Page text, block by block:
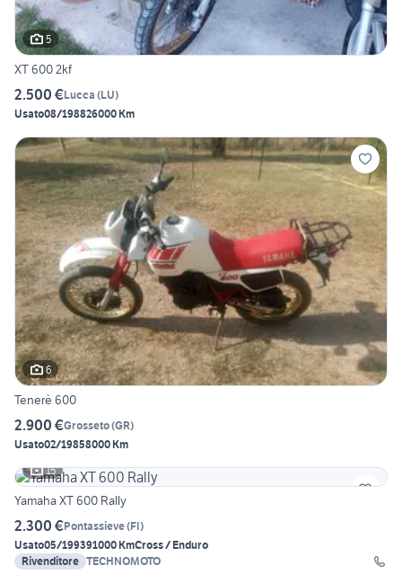
5
XT 600 2kf
2.500 €Lucca (LU)
Usato08/198826000 Km
6
Tenerè 600
2.900 €Grosseto(GR)
Usato02/19858000 Km
15
Yamaha XT 600 Rally
2.300 €Pontassieve(FI)
Usato05/199391000 KmCross / Enduro
Rivenditore TECHNOMOTO